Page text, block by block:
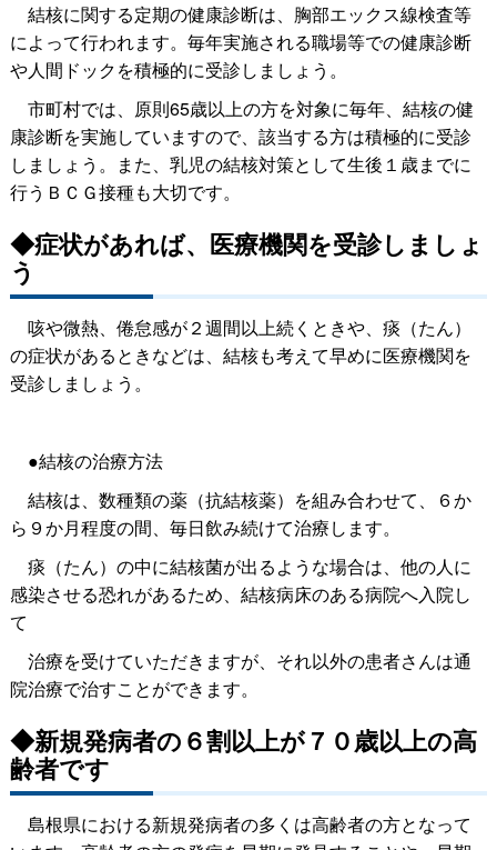
結核に関する定期の健康診断は、胸部エックス線検査等
によって行われます。毎年実施される職場等での健康診断
や人間ドックを積極的に受診しましょう。
市町村では、原則65歳以上の方を対象に毎年、結核の健
康診断を実施していますので、該当する方は積極的に受診
しましょう。また、乳児の結核対策として生後１歳までに
行うＢＣＧ接種も大切です。
◆症状があれば、医療機関を受診しましょ
う
咳や微熱、倦怠感が２週間以上続くときや、痰（たん）
の症状があるときなどは、結核も考えて早めに医療機関を
受診しましょう。
●結核の治療方法
結核は、数種類の薬（抗結核薬）を組み合わせて、６か
ら９か月程度の間、毎日飲み続けて治療します。
痰（たん）の中に結核菌が出るような場合は、他の人に
感染させる恐れがあるため、結核病床のある病院へ入院し
て
治療を受けていただきますが、それ以外の患者さんは通
院治療で治すことができます。
◆新規発病者の６割以上が７０歳以上の高
齢者です
島根県における新規発病者の多くは高齢者の方となって